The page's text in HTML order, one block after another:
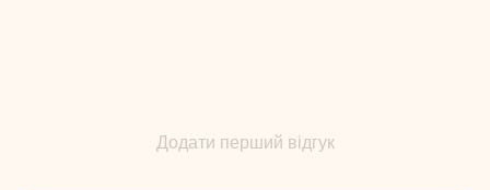
Додати перший відгук